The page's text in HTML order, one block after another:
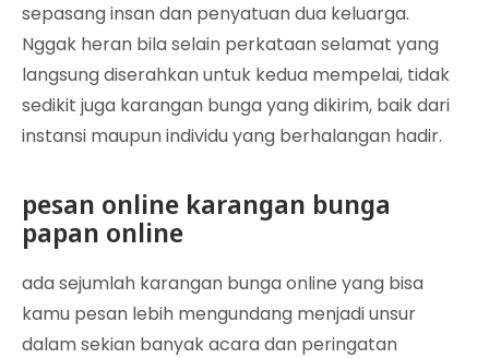
sepasang insan dan penyatuan dua keluarga.
Nggak heran bila selain perkataan selamat yang
langsung diserahkan untuk kedua mempelai, tidak
sedikit juga karangan bunga yang dikirim, baik dari
instansi maupun individu yang berhalangan hadir.
pesan online karangan bunga
papan online
ada sejumlah karangan bunga online yang bisa
kamu pesan lebih mengundang menjadi unsur
dalam sekian banyak acara dan peringatan